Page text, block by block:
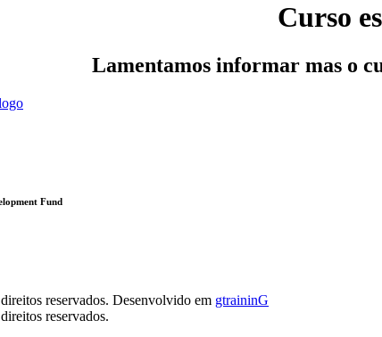
Curso
Lamentamos informar mas o
Fund
reservados. Desenvolvido em gtraininG
reservados.